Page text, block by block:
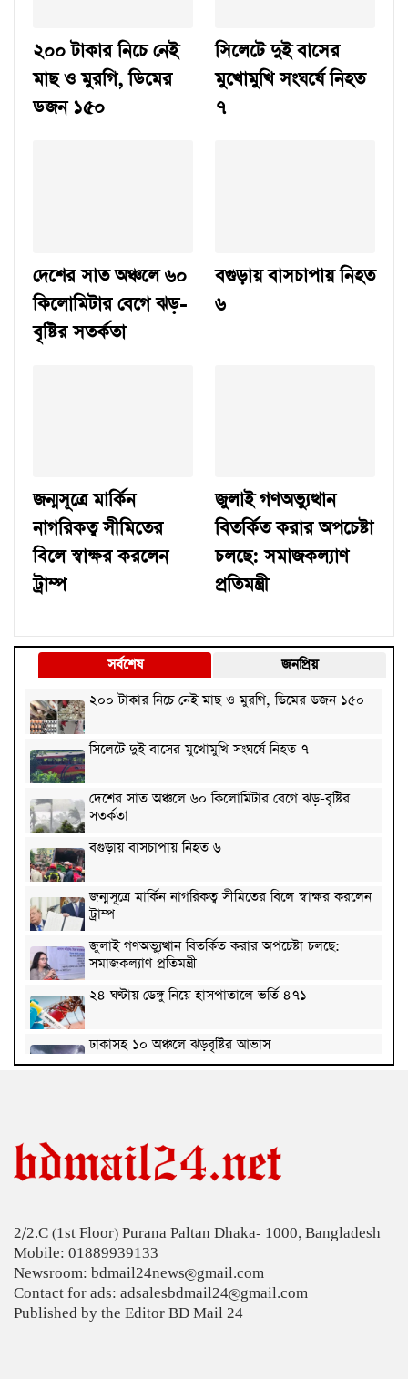
২০০ টাকার নিচে নেই
মাছ ও মুরগি, ডিমের
ডজন ১৫০
সিলেটে দুই বাসের
মুখোমুখি সংঘর্ষে নিহত
৭
দেশের সাত অঞ্চলে ৬০
কিলোমিটার বেগে ঝড়-
বৃষ্টির সতর্কতা
বগুড়ায় বাসচাপায় নিহত
৬
জন্মসূত্রে মার্কিন
নাগরিকত্ব সীমিতের
বিলে স্বাক্ষর করলেন
ট্রাম্প
জুলাই গণঅভ্যুত্থান
বিতর্কিত করার অপচেষ্টা
চলছে: সমাজকল্যাণ
প্রতিমন্ত্রী
সর্বশেষ
জনপ্রিয়
২০০ টাকার নিচে নেই মাছ ও মুরগি, ডিমের ডজন ১৫০
সিলেটে দুই বাসের মুখোমুখি সংঘর্ষে নিহত ৭
দেশের সাত অঞ্চলে ৬০ কিলোমিটার বেগে ঝড়-বৃষ্টির
সতর্কতা
বগুড়ায় বাসচাপায় নিহত ৬
জন্মসূত্রে মার্কিন নাগরিকত্ব সীমিতের বিলে স্বাক্ষর করলেন
ট্রাম্প
জুলাই গণঅভ্যুত্থান বিতর্কিত করার অপচেষ্টা চলছে:
সমাজকল্যাণ প্রতিমন্ত্রী
২৪ ঘণ্টায় ডেঙ্গু নিয়ে হাসপাতালে ভর্তি ৪৭১
ঢাকাসহ ১০ অঞ্চলে ঝড়বৃষ্টির আভাস
বাংলাদেশি কৃষি শ্রমিকদের ভিসা দেবে ওমান
‘চলতি অর্থবছরেই স্থানীয় সরকারের ৫টি নির্বাচন সম্পন্ন
হবে’
দুই-তিন দিনেই স্বাভাবিক হবে গ্যাস সরবরাহ: জ্বালানি
মন্ত্রী
2/2.C (1st Floor) Purana Paltan Dhaka- 1000, Bangladesh
Mobile: 01889939133
Newsroom: bdmail24news@gmail.com
Contact for ads: adsalesbdmail24@gmail.com
Published by the Editor BD Mail 24